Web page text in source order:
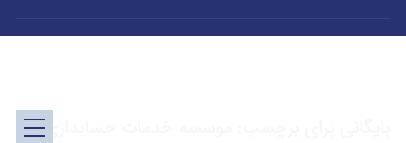
بایگانی برای برچسب: موسسه خدمات حسابداری